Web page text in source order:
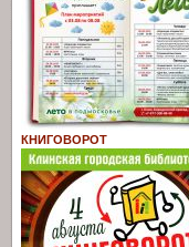
КНИГОВОРОТ